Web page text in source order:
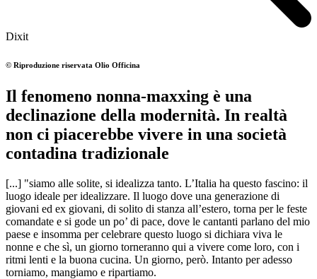
Dixit
© Riproduzione riservata Olio Officina
Il fenomeno nonna-maxxing è una
declinazione della modernità. In realtà
non ci piacerebbe vivere in una società
contadina tradizionale
[...] "siamo alle solite, si idealizza tanto. L’Italia ha questo fascino: il
luogo ideale per idealizzare. Il luogo dove una generazione di
giovani ed ex giovani, di solito di stanza all’estero, torna per le feste
comandate e si gode un po’ di pace, dove le cantanti parlano del mio
paese e insomma per celebrare questo luogo si dichiara viva le
nonne e che sì, un giorno torneranno qui a vivere come loro, con i
ritmi lenti e la buona cucina. Un giorno, però. Intanto per adesso
torniamo, mangiamo e ripartiamo.